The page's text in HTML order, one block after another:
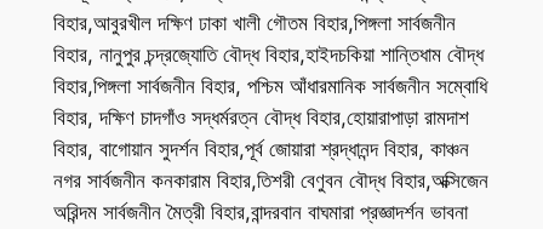
বিহার,আবুরখীল দক্ষিণ ঢাকা খালী গৌতম বিহার,পিঙ্গলা সার্বজনীন
বিহার, নানুপুর চন্দ্রজ্যোতি বৌদ্ধ বিহার,হাইদচকিয়া শান্তিধাম বৌদ্ধ
বিহার,পিঙ্গলা সার্বজনীন বিহার, পশ্চিম আঁধারমানিক সার্বজনীন সম্বোধি
বিহার, দক্ষিণ চাদগাঁও সদ্ধর্মরত্ন বৌদ্ধ বিহার,হোয়ারাপাড়া রামদাশ
বিহার, বাগোয়ান সুদর্শন বিহার,পূর্ব জোয়ারা শ্রদ্ধানন্দ বিহার, কাঞ্চন
নগর সার্বজনীন কনকারাম বিহার,তিশরী বেণুবন বৌদ্ধ বিহার,অক্সিজেন
অরিন্দম সার্বজনীন মৈত্রী বিহার,বান্দরবান বাঘমারা প্রজ্ঞাদর্শন ভাবনা